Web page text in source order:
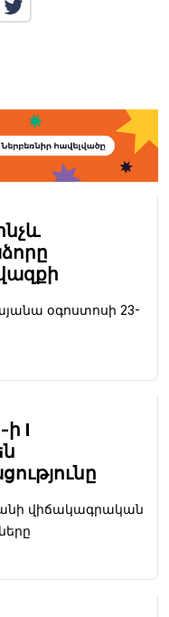
օգոստոսի 23-
ի I
վիճակագրական